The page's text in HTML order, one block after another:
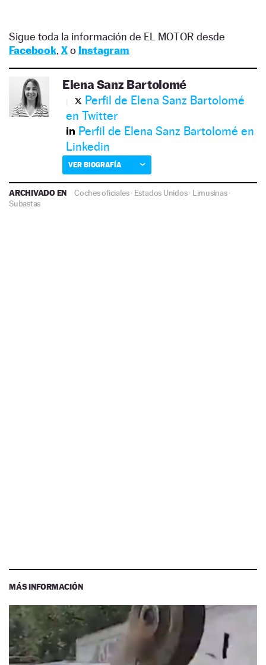
Sigue toda la información de EL MOTOR desde
Facebook, Xo Instagram
Elena Sanz Bartolomé
Perfil de Elena Sanz Bartolomé
en Twitter
Perfil de Elena Sanz Bartolomé en
Linkedin
VER BIOGRAFÍA
ARCHIVADO EN Coches oficiales· Estados Unidos· Limusinas·
Subastas
MÁS INFORMACIÓN